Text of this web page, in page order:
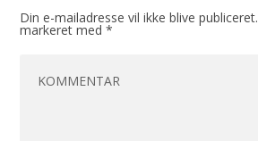
Din e-mailadresse vil ikke blive publiceret.
markeret med*